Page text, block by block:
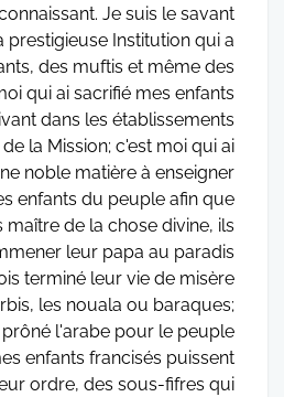
Je suis le savant
prestigieuse Institution qui a
des muftis et même des
qui ai sacrifié mes enfants
dans les établissements
la Mission; c'est moi qui ai
noble matière à enseigner
enfants du peuple afin que
maître de la chose divine, ils
leur papa au paradis
terminé leur vie de misère
les nouala ou baraques;
l'arabe pour le peuple
enfants francisés puissent
ordre, des sous-fifres qui